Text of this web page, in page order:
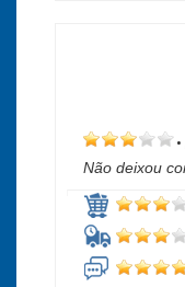
•
Não deixou